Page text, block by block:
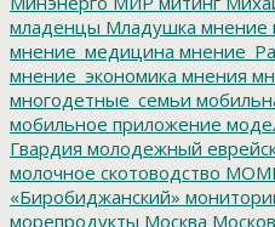
младенцы Младушка мнение
мнение_медицина
мнение_экономика мнения
многодетные_семьи
мобильное приложение
Гвардия молодежный
молочное скотоводство
«Биробиджанский»
морепродукты Москва